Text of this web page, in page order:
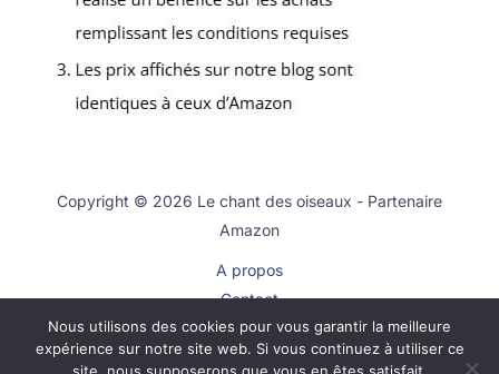
Copyright © 2026 Le chant des oiseaux - Partenaire
Amazon
A propos
Contact
Plan du site
Mentions légales
Nous utilisons des cookies pour vous garantir la meilleure
expérience sur notre site web. Si vous continuez à utiliser ce